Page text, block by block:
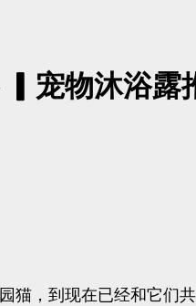
▎宠物沐浴露
猫，到现在已经和它们